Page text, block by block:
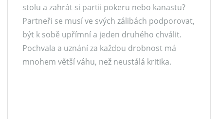
stolu a zahrát si partii pokeru nebo kanastu?
Partneři se musí ve svých zálibách podporovat,
být k sobě upřímní a jeden druhého chválit.
Pochvala a uznání za každou drobnost má
mnohem větší váhu, než neustálá kritika.